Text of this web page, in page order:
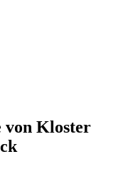
von Kloster